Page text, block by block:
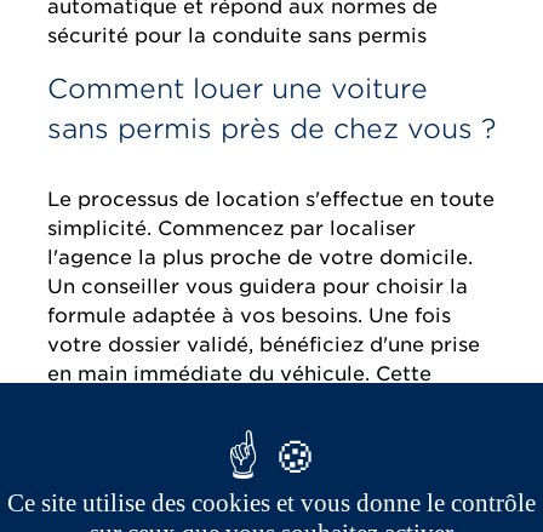
automatique et répond aux normes de
sécurité pour la conduite sans permis
Comment louer une voiture
sans permis près de chez vous ?
Le processus de location s'effectue en toute
simplicité. Commencez par localiser
l'agence la plus proche de votre domicile.
Un conseiller vous guidera pour choisir la
formule adaptée à vos besoins. Une fois
votre dossier validé, bénéficiez d'une prise
en main immédiate du véhicule. Cette
efficacement aux situations d'urgence,
notamment en cas de suspension de permis
inattendue.
Ce site utilise des cookies et vous donne le contrôle